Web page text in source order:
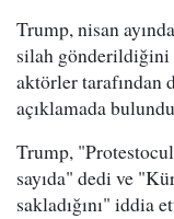
Trump, nisan
silah gönderildiğini
aktörler
açıklamada
Trump,
sayıda" dedi ve
sakladığını" iddia